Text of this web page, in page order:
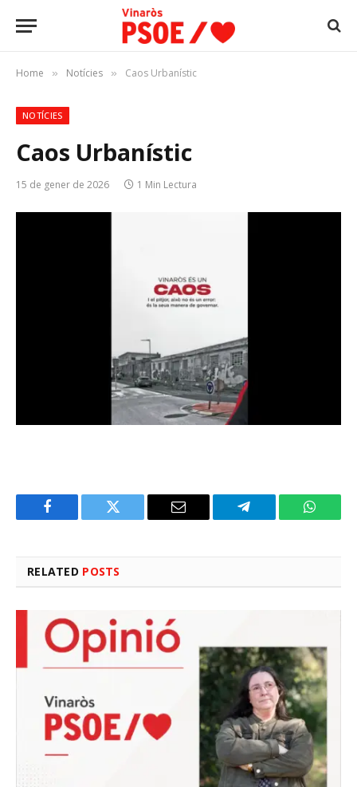
Home » Notícies » Caos Urbanístic
NOTÍCIES
Caos Urbanístic
15 de gener de 2026 1 Min Lectura
Facebook Twitter Email Telegram
RELATED POSTS